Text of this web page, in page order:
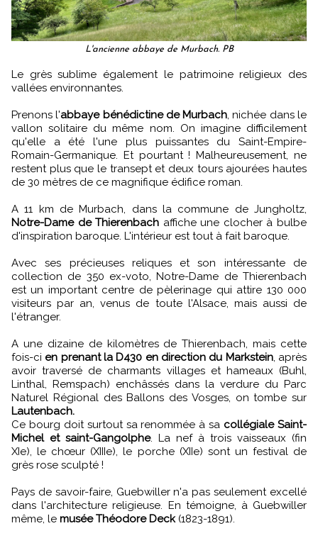
L'ancienne abbaye de Murbach. PB
Le grès sublime également le patrimoine religieux des
vallées environnantes.
Prenons l'abbaye bénédictine de Murbach, nichée dans le
vallon solitaire du même nom. On imagine difficilement
qu'elle a été l'une plus puissantes du Saint-Empire-
Romain-Germanique. Et pourtant ! Malheureusement, ne
restent plus que le transept et deux tours ajourées hautes
de 30 mètres de ce magnifique édifice roman.
A 11 km de Murbach, dans la commune de Jungholtz,
Notre-Dame de Thierenbach affiche une clocher à bulbe
d'inspiration baroque. L'intérieur est tout à fait baroque.
Avec ses précieuses reliques et son intéressante de
collection de 350 ex-voto, Notre-Dame de Thierenbach
est un important centre de pèlerinage qui attire 130 000
visiteurs par an, venus de toute l'Alsace, mais aussi de
l'étranger.
A une dizaine de kilomètres de Thierenbach, mais cette
fois-ci en prenant la D430 en direction du Markstein, après
avoir traversé de charmants villages et hameaux (Buhl,
Linthal, Remspach) enchâssés dans la verdure du Parc
Naturel Régional des Ballons des Vosges, on tombe sur
Lautenbach.
Ce bourg doit surtout sa renommée à sa collégiale Saint-
Michel et saint-Gangolphe. La nef à trois vaisseaux (fin
XIe), le chœur (XIIIe), le porche (XIIe) sont un festival de
grès rose sculpté !
Pays de savoir-faire, Guebwiller n'a pas seulement excellé
dans l'architecture religieuse. En témoigne, à Guebwiller
même, le musée Théodore Deck(1823-1891).